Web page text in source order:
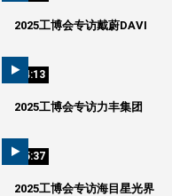
2025工博会专访戴蔚DAVI
04:13
2025工博会专访力丰集团
05:37
2025工博会专访海目星光界